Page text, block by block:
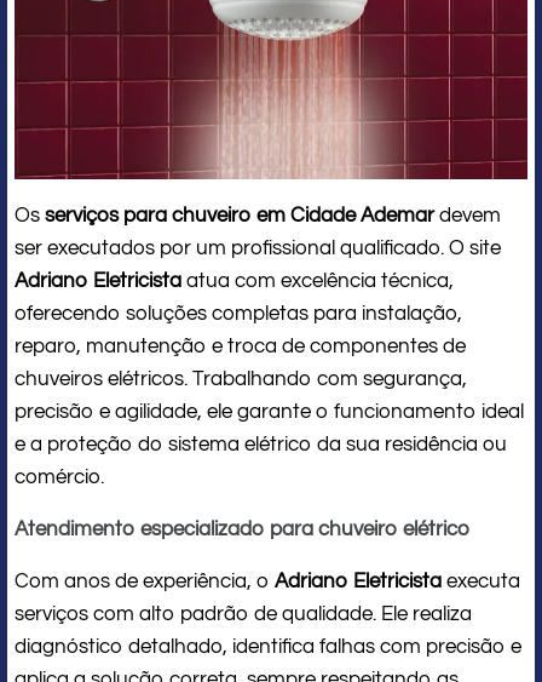
Os serviços para chuveiro em Cidade Ademardevem
ser executados por um profissional qualificado. O site
Adriano Eletricista atua com excelência técnica,
oferecendo soluções completas para instalação,
reparo, manutenção e troca de componentes de
chuveiros elétricos. Trabalhando com segurança,
precisão e agilidade, ele garante o funcionamento ideal
e a proteção do sistema elétrico da sua residência ou
comércio.
Atendimento especializado para chuveiro elétrico
Com anos de experiência, o Adriano Eletricista executa
serviços com alto padrão de qualidade. Ele realiza
diagnóstico detalhado, identifica falhas com precisão e